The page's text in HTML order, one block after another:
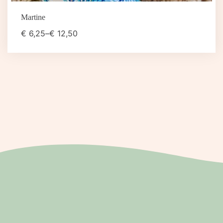
Martine
€ 6,25–€ 12,50